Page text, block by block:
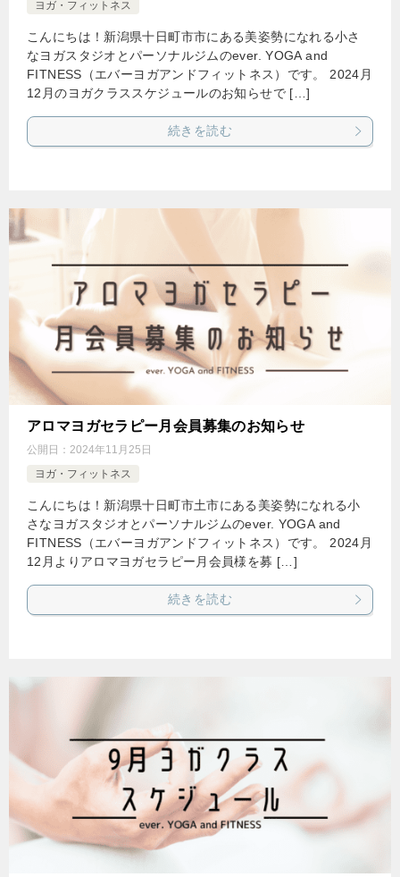
ヨガ・フィットネス
こんにちは！新潟県十日町市市にある美姿勢になれる小さ
なヨガスタジオとパーソナルジムのever. YOGA and
FITNESS（エバーヨガアンドフィットネス）です。 2024月
12月のヨガクラススケジュールのお知らせで […]
続きを読む
アロマヨガセラピー月会員募集のお知らせ
公開日： 2024年11月25日
ヨガ・フィットネス
こんにちは！新潟県十日町市土市にある美姿勢になれる小
さなヨガスタジオとパーソナルジムのever. YOGA and
FITNESS（エバーヨガアンドフィットネス）です。 2024月
12月よりアロマヨガセラピー月会員様を募 […]
続きを読む